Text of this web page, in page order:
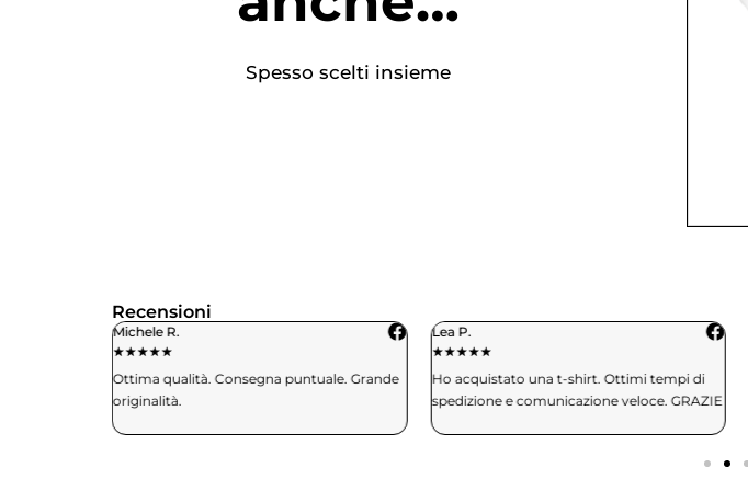
Spesso scelti insieme
Recensioni
Michele R.
★★★★★
Ottima qualità. Consegna puntuale. Grande
originalità.
Lea P.
★★★★★
Ho acquistato una t-shirt. Ottimi tempi di
spedizione e comunicazione veloce. GRAZIE